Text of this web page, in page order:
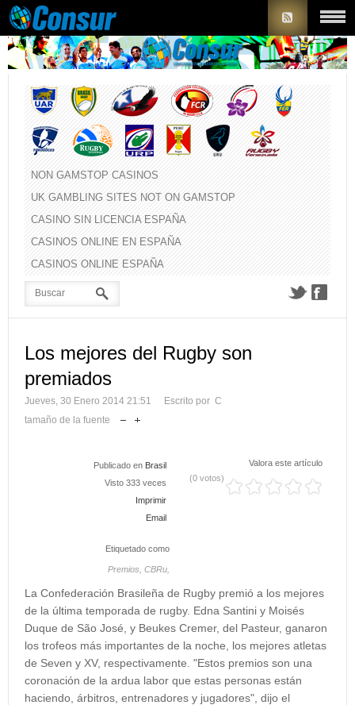
NON GAMSTOP CASINOS
UK GAMBLING SITES NOT ON GAMSTOP
CASINO SIN LICENCIA ESPAÑA
CASINOS ONLINE EN ESPAÑA
CASINOS ONLINE ESPAÑA
Los mejores del Rugby son
premiados
Jueves, 30 Enero 2014 21:51
Escrito por C
tamaño de la fuente
Publicado en Brasil
Visto 333 veces
Imprimir
Email
Valora este artículo
(0 votos)
Etiquetado como
Premios, CBRu,
La Confederación Brasileña de Rugby premió a los mejores
de la última temporada de rugby. Edna Santini y Moisés
Duque de São José, y Beukes Cremer, del Pasteur, ganaron
los trofeos más importantes de la noche, los mejores atletas
de Seven y XV, respectivamente. "Estos premios son una
coronación de la ardua labor que estas personas están
haciendo, árbitros, entrenadores y jugadores", dijo el